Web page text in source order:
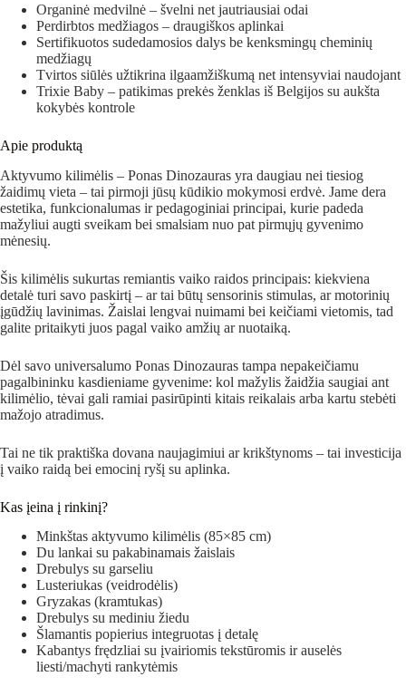
Organinė medvilnė – švelni net jautriausiai odai
Perdirbtos medžiagos – draugiškos aplinkai
Sertifikuotos sudedamosios dalys be kenksmingų cheminių
medžiagų
Tvirtos siūlės užtikrina ilgaamžiškumą net intensyviai naudojant
Trixie Baby – patikimas prekės ženklas iš Belgijos su aukšta
kokybės kontrole
Apie produktą
Aktyvumo kilimėlis – Ponas Dinozauras yra daugiau nei tiesiog
žaidimų vieta – tai pirmoji jūsų kūdikio mokymosi erdvė. Jame dera
estetika, funkcionalumas ir pedagoginiai principai, kurie padeda
mažyliui augti sveikam bei smalsiam nuo pat pirmųjų gyvenimo
mėnesių.
Šis kilimėlis sukurtas remiantis vaiko raidos principais: kiekviena
detalė turi savo paskirtį – ar tai būtų sensorinis stimulas, ar motorinių
įgūdžių lavinimas. Žaislai lengvai nuimami bei keičiami vietomis, tad
galite pritaikyti juos pagal vaiko amžių ar nuotaiką.
Dėl savo universalumo Ponas Dinozauras tampa nepakeičiamu
pagalbininku kasdieniame gyvenime: kol mažylis žaidžia saugiai ant
kilimėlio, tėvai gali ramiai pasirūpinti kitais reikalais arba kartu stebėti
mažojo atradimus.
Tai ne tik praktiška dovana naujagimiui ar krikštynoms – tai investicija
į vaiko raidą bei emocinį ryšį su aplinka.
Kas įeina į rinkinį?
Minkštas aktyvumo kilimėlis (85×85 cm)
Du lankai su pakabinamais žaislais
Drebulys su garseliu
Lusteriukas (veidrodėlis)
Gryzakas (kramtukas)
Drebulys su mediniu žiedu
Šlamantis popierius integruotas į detalę
Kabantys frędzliai su įvairiomis tekstūromis ir auselės
liesti/machyti rankytėmis